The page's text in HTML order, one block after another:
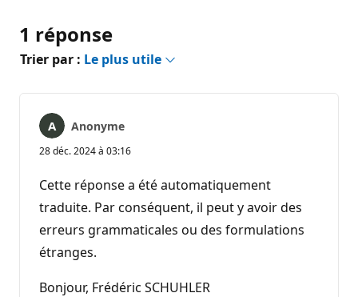
1 réponse
Trier par : Le plus utile
Anonyme
28 déc. 2024 à 03:16
Cette réponse a été automatiquement
traduite. Par conséquent, il peut y avoir des
erreurs grammaticales ou des formulations
étranges.
Bonjour, Frédéric SCHUHLER